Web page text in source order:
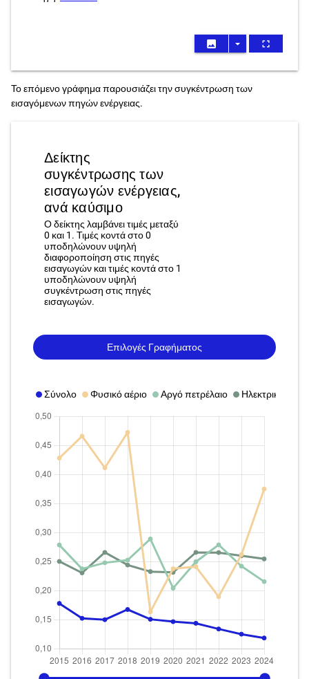
image arrow_drop_down fullscreen
Το επόμενο γράφημα παρουσιάζει την συγκέντρωση των
εισαγόμενων πηγών ενέργειας.
Δείκτης
συγκέντρωσης των
εισαγωγών ενέργειας,
ανά καύσιμο
Ο δείκτης λαμβάνει τιμές μεταξύ
0 και 1. Τιμές κοντά στο 0
υποδηλώνουν υψηλή
διαφοροποίηση στις πηγές
εισαγωγών και τιμές κοντά στο 1
υποδηλώνουν υψηλή
συγκέντρωση στις πηγές
εισαγωγών.
Επιλογές Γραφήματος
Σύνολο Φυσικό αέριο Αργό πετρέλαιο Ηλεκτρική
2015 2024